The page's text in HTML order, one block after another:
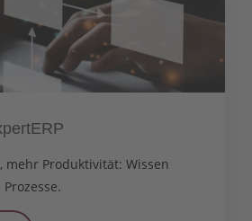
mehr Produktivität: Wissen